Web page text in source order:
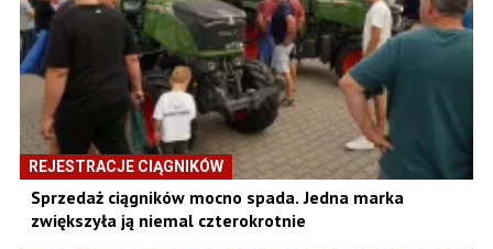
REJESTRACJE CIĄGNIKÓW
Sprzedaż ciągników mocno spada. Jedna marka
zwiększyła ją niemal czterokrotnie